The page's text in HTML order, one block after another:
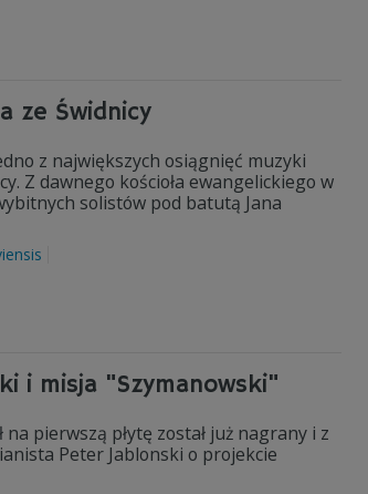
ze Świdnicy
z największych osiągnięć muzyki
Z dawnego kościoła ewangelickiego w
solistów pod batutą Jana
i misja "Szymanowski"
pierwszą płytę został już nagrany i z
Peter Jablonski o projekcie